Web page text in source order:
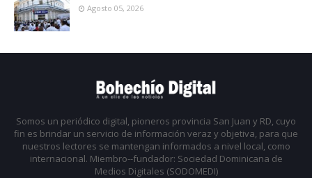
Agosto 05, 2026
Somos un periódico digital, pioneros provincia San Juan y RD, cuyo
fin es brindar un servicio de información veraz y objetiva, para que
nuestros lectores se mantengan informados a nivel local, como
internacional. Miembro--fundador: Sociedad Dominicana de
Medios Digitales (SODOMEDI)